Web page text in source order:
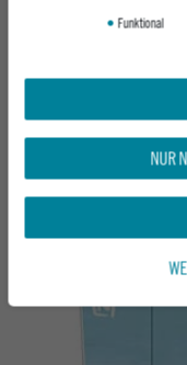
Funktional
NUR